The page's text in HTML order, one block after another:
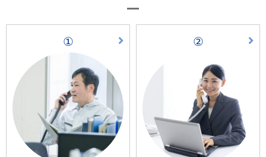
① ②